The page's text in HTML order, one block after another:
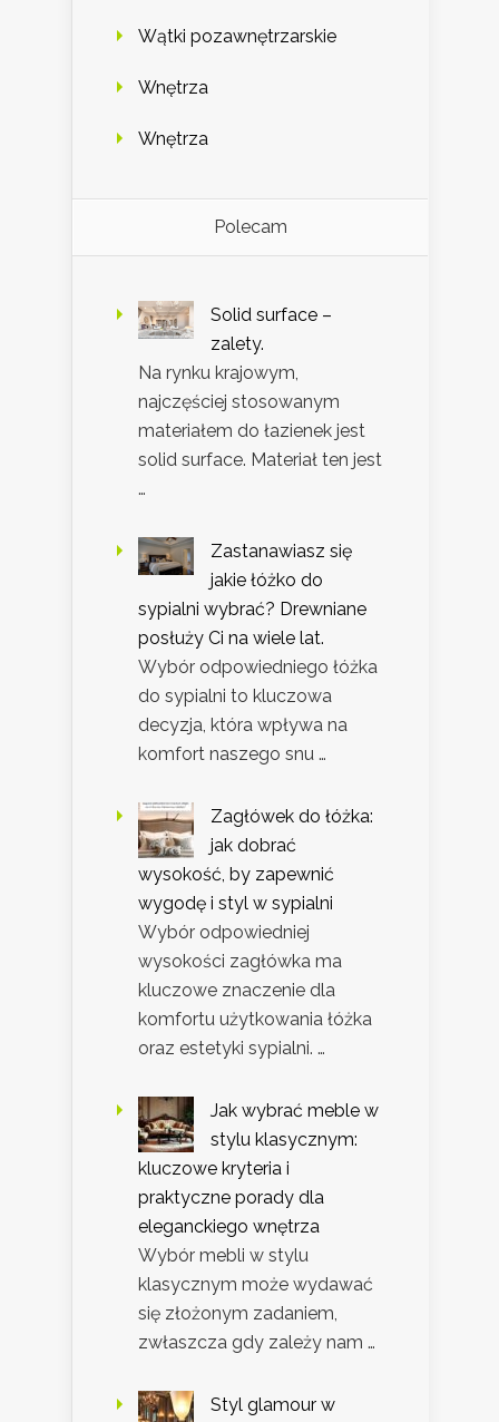
Wątki pozawnętrzarskie
Wnętrza
Wnętrza
Polecam
Solid surface –
zalety.
Na rynku krajowym,
najczęściej stosowanym
materiałem do łazienek jest
solid surface. Materiał ten jest
…
Zastanawiasz się
jakie łóżko do
sypialni wybrać? Drewniane
posłuży Ci na wiele lat.
Wybór odpowiedniego łóżka
do sypialni to kluczowa
decyzja, która wpływa na
komfort naszego snu …
Zagłówek do łóżka:
jak dobrać
wysokość, by zapewnić
wygodę i styl w sypialni
Wybór odpowiedniej
wysokości zagłówka ma
kluczowe znaczenie dla
komfortu użytkowania łóżka
oraz estetyki sypialni. …
Jak wybrać meble w
stylu klasycznym:
kluczowe kryteria i
praktyczne porady dla
eleganckiego wnętrza
Wybór mebli w stylu
klasycznym może wydawać
się złożonym zadaniem,
zwłaszcza gdy zależy nam …
Styl glamour w